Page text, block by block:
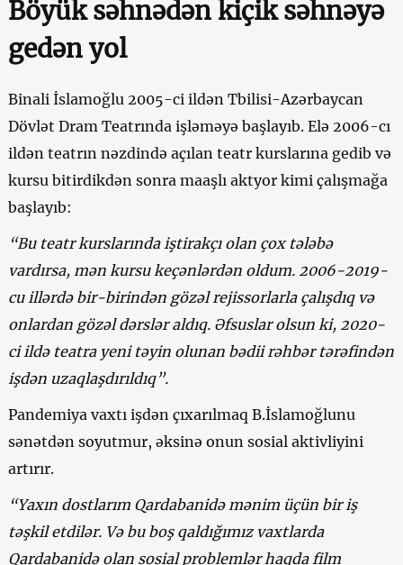
Böyük səhnədən kiçik səhnəyə
gedən yol
Binali İslamoğlu 2005-ci ildən Tbilisi-Azərbaycan
Dövlət Dram Teatrında işləməyə başlayıb. Elə 2006-cı
ildən teatrın nəzdində açılan teatr kurslarına gedib və
kursu bitirdikdən sonra maaşlı aktyor kimi çalışmağa
başlayıb:
“Bu teatr kurslarında iştirakçı olan çox tələbə
vardırsa, mən kursu keçənlərdən oldum. 2006-2019-
cu illərdə bir-birindən gözəl rejissorlarla çalışdıq və
onlardan gözəl dərslər aldıq. Əfsuslar olsun ki, 2020-
ci ildə teatra yeni təyin olunan bədii rəhbər tərəfindən
işdən uzaqlaşdırıldıq”.
Pandemiya vaxtı işdən çıxarılmaq B.İslamoğlunu
sənətdən soyutmur, əksinə onun sosial aktivliyini
artırır.
“Yaxın dostlarım Qardabanidə mənim üçün bir iş
təşkil etdilər. Və bu boş qaldığımız vaxtlarda
Qardabanidə olan sosial problemlər haqda film